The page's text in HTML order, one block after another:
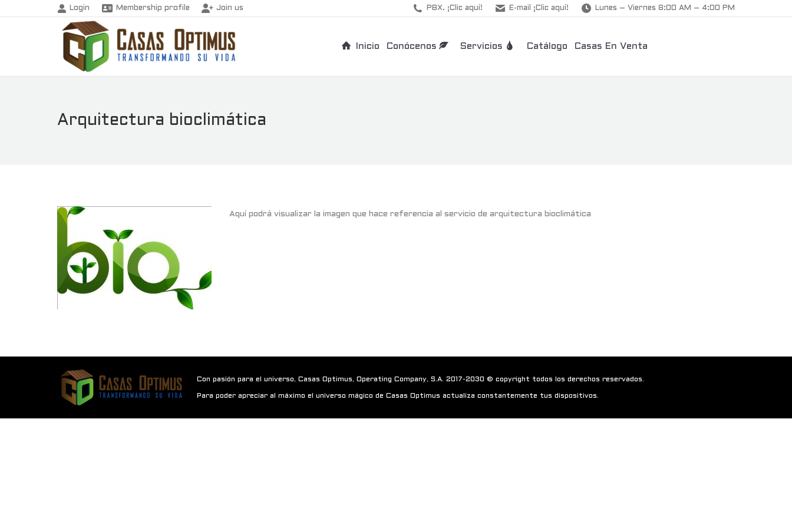
Login Membership profile Join us PBX. ¡Clic aquí! E-mail ¡Clic aquí! Lunes – Viernes 8:00 AM – 4:00 PM
Inicio Conócenos Servicios Catálogo Casas En Venta
Arquitectura bioclimática
Aquí podrá visualizar la imagen que hace referencia al servicio de arquitectura bioclimática
Con pasión para el universo, Casas Optimus, Operating Company, S.A. 2017-2030 © copyright todos los derechos reservados.
Para poder apreciar al máximo el universo mágico de Casas Optimus actualiza constantemente tus dispositivos.